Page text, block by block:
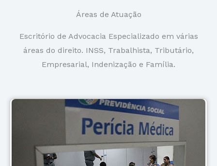
Áreas de Atuação
Escritório de Advocacia Especializado em várias
áreas do direito. INSS, Trabalhista, Tributário,
Empresarial, Indenização e Família.